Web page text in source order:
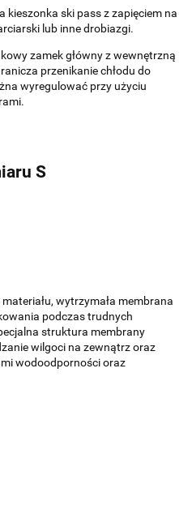
kieszonka ski pass z zapięciem na
lub inne drobiazgi.
zamek główny z wewnętrzną
przenikanie chłodu do
wyregulować przy użyciu
S
wytrzymała membrana
podczas trudnych
struktura membrany
wilgoci na zewnątrz oraz
wodoodporności oraz